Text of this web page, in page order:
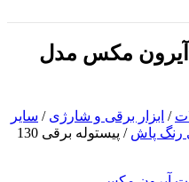
130 وات آیرون مکس مدل
/ ابزار برقی و شارژی / سایر
رنگ پاش /
پیستوله برقی 130